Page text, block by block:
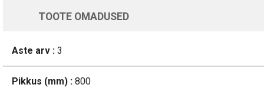
TOOTE OMADUSED
Aste arv : 3
Pikkus (mm) : 800